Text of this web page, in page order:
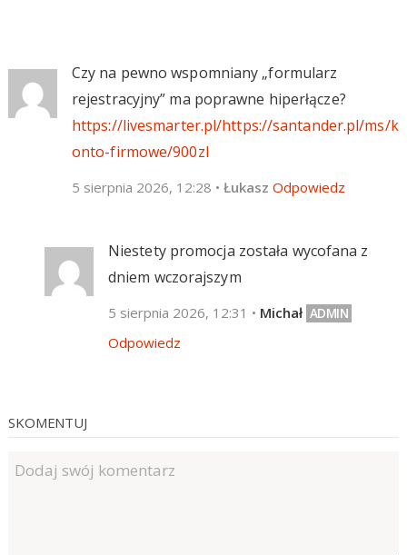
Czy na pewno wspomniany „formularz
rejestracyjny” ma poprawne hiperłącze?
https://livesmarter.pl/https://santander.pl/ms/k
onto-firmowe/900zl
5 sierpnia 2026, 12:28 • Łukasz Odpowiedz
Niestety promocja została wycofana z
dniem wczorajszym
5 sierpnia 2026, 12:31 • Michał
Odpowiedz
SKOMENTUJ